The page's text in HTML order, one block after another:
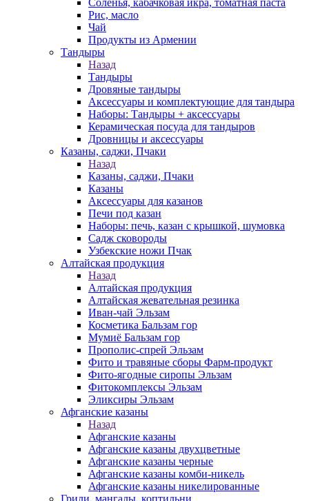
Соленья, кабачковая икра, томатная паста
Рис, масло
Чай
Продукты из Армении
Тандыры
Назад
Тандыры
Дровяные тандыры
Аксессуары и комплектующие для тандыра
Наборы: Тандыры + аксессуары
Керамическая посуда для тандыров
Дровницы и аксессуары
Казаны, саджи, Пчаки
Назад
Казаны, саджи, Пчаки
Казаны
Аксессуары для казанов
Печи под казан
Наборы: печь, казан с крышкой, шумовка
Садж сковороды
Узбекские ножи Пчак
Алтайская продукция
Назад
Алтайская продукция
Алтайская жевательная резинка
Иван-чай Эльзам
Косметика Бальзам гор
Мумиё Бальзам гор
Прополис-спрей Эльзам
Фито и травяные сборы Фарм-продукт
Фито-ягодные сиропы Эльзам
Фитокомплексы Эльзам
Эликсиры Эльзам
Афганские казаны
Назад
Афганские казаны
Афганские казаны двухцветные
Афганские казаны черные
Афганские казаны комби-никель
Афганские казаны никелированные
Грили, мангалы, коптильни